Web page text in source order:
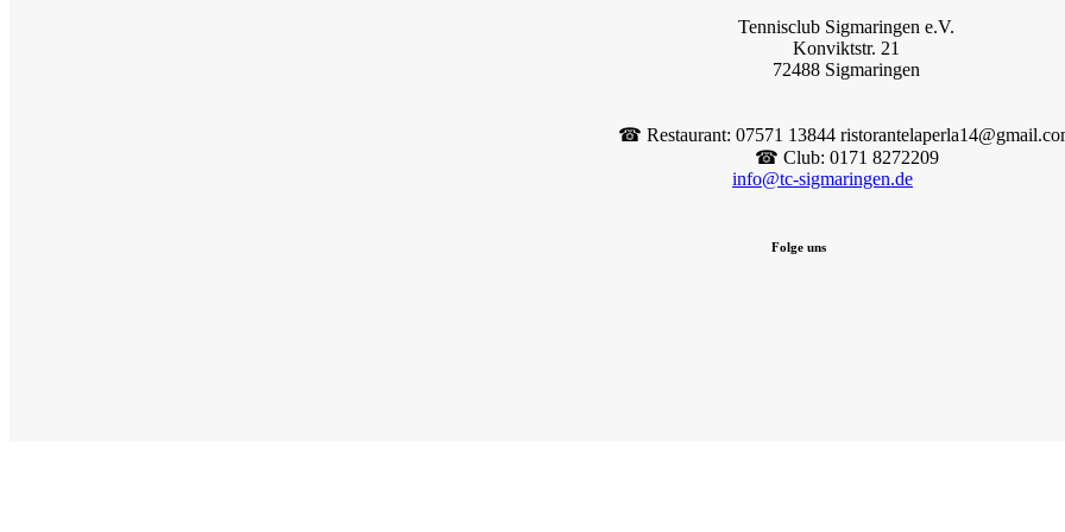
Tennisclub Sigmaringen e.V.
Konviktstr. 21
72488 Sigmaringen
☎︎ Restaurant: 07571 13844
☎︎ Club: 0171 8272209
info@tc-sigmaringen.de
Folge uns